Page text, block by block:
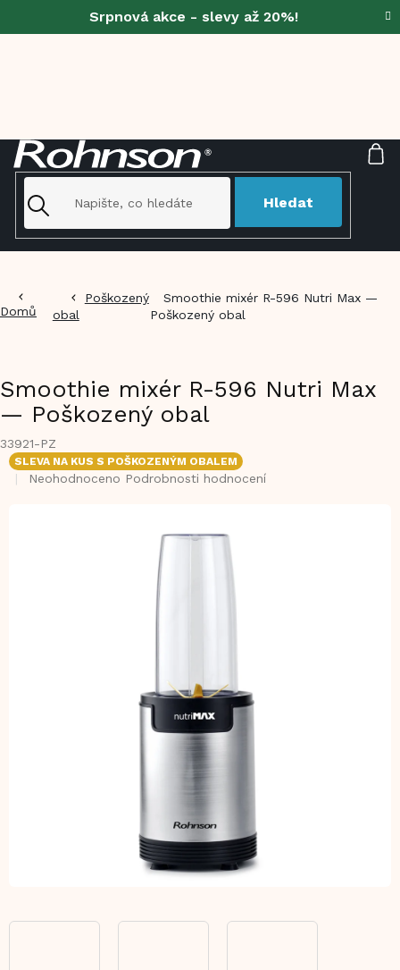
Srpnová akce - slevy až 20%!
Hledat
Domů
Poškozený
obal
Smoothie mixér R-596 Nutri Max —
Poškozený obal
Smoothie mixér R-596 Nutri Max
— Poškozený obal
33921-PZ
SLEVA NA KUS S POŠKOZENÝM OBALEM
Průměrné
Neohodnoceno Podrobnosti hodnocení